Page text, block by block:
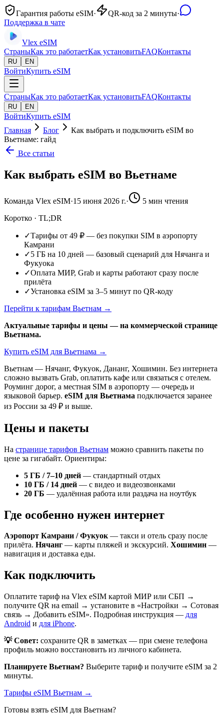
Гарантия работы eSIM· QR-код за 2 минуты·
Поддержка в чате
Vlex eSIM
СтраныКак это работаетКак установитьFAQКонтакты
RU EN
ВойтиКупить eSIM
СтраныКак это работаетКак установитьFAQКонтакты
RU EN
ВойтиКупить eSIM
Главная
Блог
Как выбрать и подключить eSIM во
Вьетнаме: гайд
Все статьи
Как выбрать eSIM во Вьетнаме
Команда Vlex eSIM·15 июня 2026 г.· 5 мин чтения
Коротко · TL;DR
✓Тарифы от 49 ₽ — без покупки SIM в аэропорту
Камрани
✓5 ГБ на 10 дней — базовый сценарий для Нячанга и
Фукуока
✓Оплата МИР, Grab и карты работают сразу после
прилёта
✓Установка eSIM за 3–5 минут по QR-коду
Перейти к тарифам Вьетнам →
Актуальные тарифы и цены — на коммерческой странице
Вьетнама.
Купить eSIM для Вьетнама →
Вьетнам — Нячанг, Фукуок, Дананг, Хошимин. Без интернета
сложно вызвать Grab, оплатить кафе или связаться с отелем.
Роуминг дорог, а местная SIM в аэропорту — очередь и
языковой барьер. eSIM для Вьетнама подключается заранее
из России за 49 ₽ и выше.
Цены и пакеты
На странице тарифов Вьетнам можно сравнить пакеты по
цене за гигабайт. Ориентиры:
5 ГБ / 7–10 дней — стандартный отдых
10 ГБ / 14 дней — с видео и видеозвонками
20 ГБ — удалённая работа или раздача на ноутбук
Где особенно нужен интернет
Аэропорт Камрани / Фукуок— такси и отель сразу после
прилёта. Нячанг — карты пляжей и экскурсий. Хошимин —
навигация и доставка еды.
Как подключить
Оплатите тариф на Vlex eSIM картой МИР или СБП →
получите QR на email → установите в «Настройки → Сотовая
связь → Добавить eSIM». Подробная инструкция — для
Android и для iPhone.
💡 Совет: сохраните QR в заметках — при смене телефона
профиль можно восстановить из личного кабинета.
Планируете Вьетнам? Выберите тариф и получите eSIM за 2
минуты.
Тарифы eSIM Вьетнам →
Готовы взять eSIM для Вьетнам?